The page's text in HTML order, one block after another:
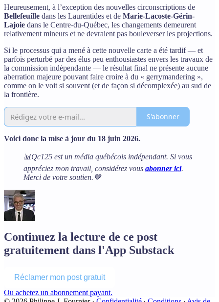
Heureusement, à l’exception des nouvelles circonscriptions de
Bellefeuille dans les Laurentides et de Marie-Lacoste-Gérin-
Lajoie dans le Centre-du-Québec, les changements demeurent
relativement mineurs et ne devraient pas bouleverser les projections.
Si le processus qui a mené à cette nouvelle carte a été tardif — et
parfois perturbé par des élus peu enthousiastes envers les travaux de
la commission indépendante — le résultat final ne présente aucune
aberration majeure pouvant faire croire à du « gerrymandering »,
comme on le voit si souvent (et de façon si décomplexée) au sud de
la frontière.
S'abonner
Voici donc la mise à jour du 18 juin 2026.
📊Qc125 est un média québécois indépendant. Si vous
appréciez mon travail, considérez vous abonner ici.
Merci de votre soutien.💙
Continuez la lecture de ce post
gratuitement dans l'App Substack
Réclamer mon post gratuit
Ou achetez un abonnement payant.